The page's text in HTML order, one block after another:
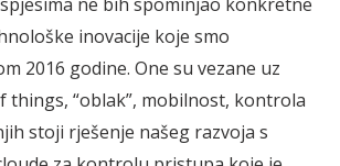
inovacije koje smo
2016 godine. One su vezane uz
things, “oblak”, mobilnost, kontrola
stoji rješenje našeg razvoja s